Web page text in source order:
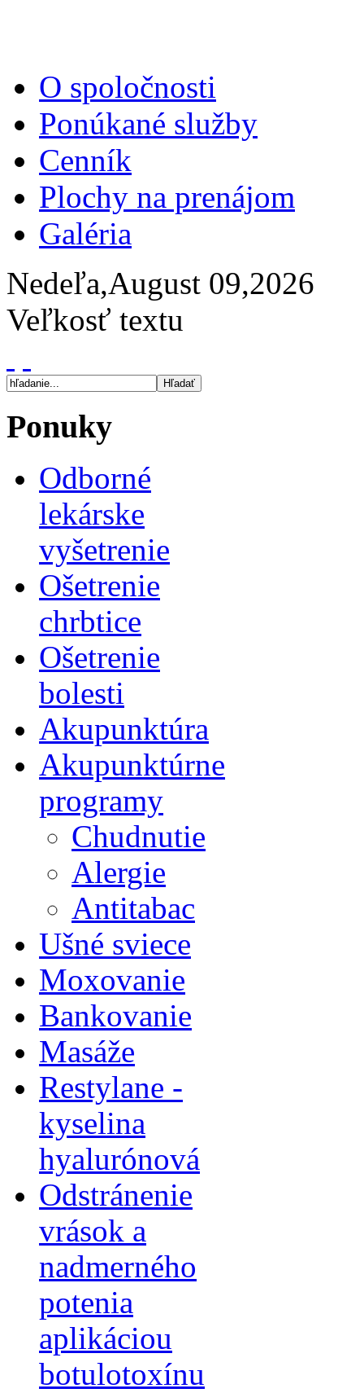
O spoločnosti
Ponúkané služby
Cenník
Plochy na prenájom
Galéria
Nedeľa,August 09,2026
Veľkosť textu
Ponuky
Odborné
lekárske
vyšetrenie
Ošetrenie
chrbtice
Ošetrenie
bolesti
Akupunktúra
Akupunktúrne
programy
Chudnutie
Alergie
Antitabac
Ušné sviece
Moxovanie
Bankovanie
Masáže
Restylane -
kyselina
hyalurónová
Odstránenie
vrások a
nadmerného
potenia
aplikáciou
botulotoxínu